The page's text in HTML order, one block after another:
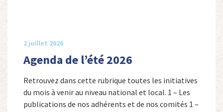
2 juillet 2026
Agenda de l’été 2026
Retrouvez dans cette rubrique toutes les initiatives
du mois à venir au niveau national et local. 1 – Les
publications de nos adhérents et de nos comités 1 –